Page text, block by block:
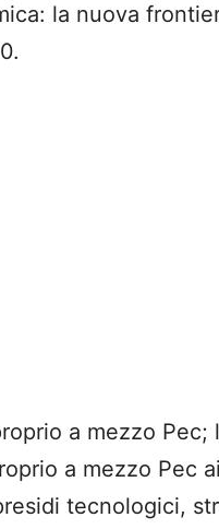
la nuova
a mezzo Pec;
a mezzo Pec
tecnologici,